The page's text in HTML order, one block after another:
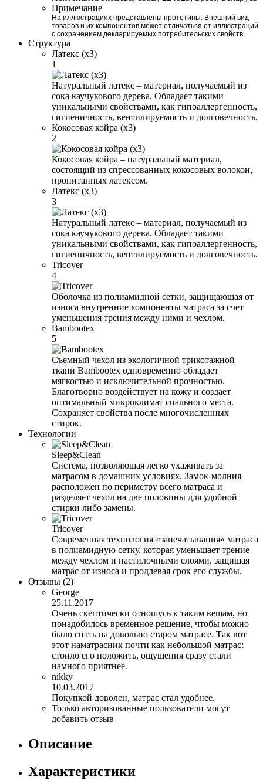
Примечание
На иллюстрациях представлены прототипы. Внешний вид
товаров и их компонентов может отличаться от иллюстраций
с сохранением декларируемых потребительских свойств.
Структура
Латекс (x3)
1
Натуральный латекс – материал, получаемый из
сока каучукового дерева. Обладает такими
уникальными свойствами, как гипоаллергенность,
гигиеничность, вентилируемость и долговечность.
Кокосовая койра (x3)
2
Кокосовая койра – натуральный материал,
состоящий из спрессованных кокосовых волокон,
пропитанных латексом.
Латекс (x3)
3
Натуральный латекс – материал, получаемый из
сока каучукового дерева. Обладает такими
уникальными свойствами, как гипоаллергенность,
гигиеничность, вентилируемость и долговечность.
Tricover
4
Оболочка из полиамидной сетки, защищающая от
износа внутренние компоненты матраса за счет
уменьшения трения между ними и чехлом.
Bambootex
5
Съемный чехол из экологичной трикотажной
ткани Bambootex одновременно обладает
мягкостью и исключительной прочностью.
Благотворно воздействует на кожу и создает
оптимальный микроклимат спального места.
Сохраняет свойства после многочисленных
стирок.
Технологии
Sleep&Clean
Система, позволяющая легко ухаживать за
матрасом в домашних условиях. Замок-молния
расположен по периметру всего матраса и
разделяет чехол на две половины для удобной
стирки либо замены.
Tricover
Современная технология «запечатывания» матраса
в полиамидную сетку, которая уменьшает трение
между чехлом и настилочными слоями, защищая
матрас от износа и продлевая срок его службы.
Отзывы (2)
George
25.11.2017
Очень скептически отношусь к таким вещам, но
понадобилось временное решение, чтобы можно
было спать на довольно старом матрасе. Так вот
этот наматрасник почти как небольшой матрас:
стоило его положить, ощущения сразу стали
намного приятнее.
nikky
10.03.2017
Покупкой доволен, матрас стал удобнее.
Только авторизованные пользователи могут
добавить отзыв
Описание
Характеристики